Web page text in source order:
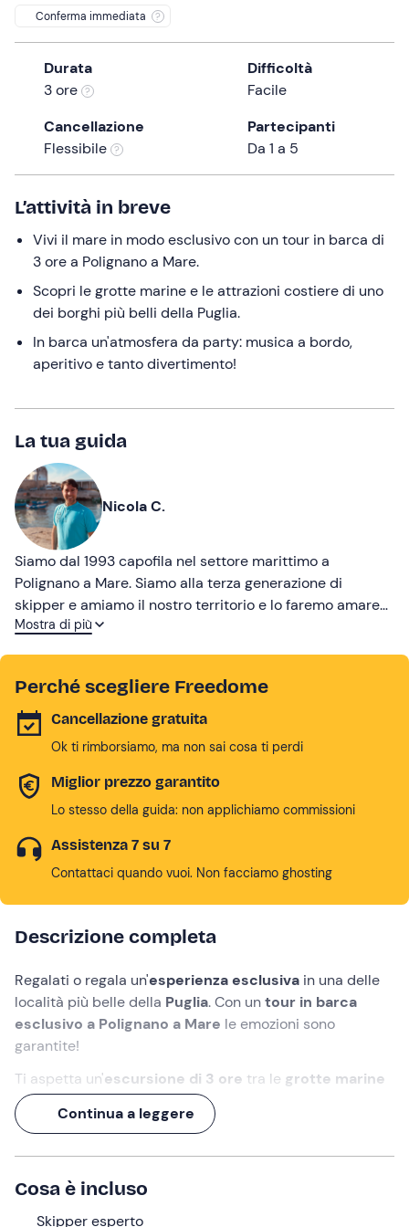
question
mark
keyboard
shortcuts
for
changing
dates.
Conferma immediata
Durata
3 ore
Difficoltà
Facile
Cancellazione
Flessibile
Partecipanti
Da 1 a 5
L’attività in breve
Vivi il mare in modo esclusivo con un tour in barca di
3 ore a Polignano a Mare.
Scopri le grotte marine e le attrazioni costiere di uno
dei borghi più belli della Puglia.
In barca un'atmosfera da party: musica a bordo,
aperitivo e tanto divertimento!
La tua guida
Nicola C.
Siamo dal 1993 capofila nel settore marittimo a
Polignano a Mare. Siamo alla terza generazione di
skipper e amiamo il nostro territorio e lo faremo amare
anche a te! Sali a bordo!
Mostra di più
Perché scegliere Freedome
Cancellazione gratuita
Ok ti rimborsiamo, ma non sai cosa ti perdi
Miglior prezzo garantito
Lo stesso della guida: non applichiamo commissioni
Assistenza 7 su 7
Contattaci quando vuoi. Non facciamo ghosting
Descrizione completa
Regalati o regala un'esperienza esclusiva in una delle
località più belle della Puglia. Con untour in barca
esclusivo a Polignano a Mare le emozioni sono
garantite!
Ti aspetta un'escursione di 3 ore tra le grotte marine
e le meraviglie costiere diPolignano
uno
skipper esperto, con soste per il bagno e
Condividi il tour con chi vuoi tu e allontanati dalla folla
per goderti ilmare, il
prospettiva unica. Ti aspettiamo!
Continua a leggere
Cosa è incluso
Skipper esperto